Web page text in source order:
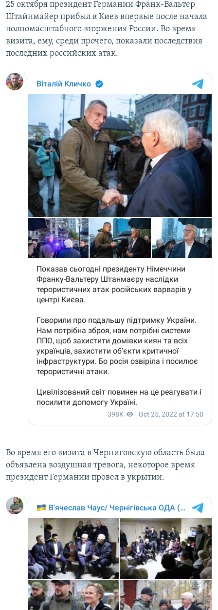
25 октября президент Германии Франк-Вальтер
Штайнмайер прибыл в Киев впервые после начала
полномасштабного вторжения России. Во время
визита, ему, среди прочего, показали последствия
последних российских атак.
Во время его визита в Черниговскую область была
объявлена воздушная тревога, некоторое время
президент Германии провел в укрытии.